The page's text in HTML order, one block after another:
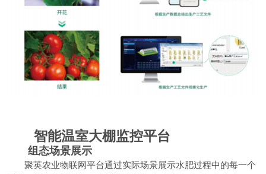
智能温室大棚监控平台
组态场景展示
聚英农业物联网平台通过实际场景展示水肥过程中的每一个